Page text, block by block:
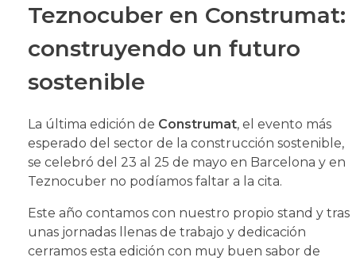
Teznocuber en Construmat:
construyendo un futuro
sostenible
La última edición de Construmat, el evento más
esperado del sector de la construcción sostenible,
se celebró del 23 al 25 de mayo en Barcelona y en
Teznocuber no podíamos faltar a la cita.
Este año contamos con nuestro propio stand y tras
unas jornadas llenas de trabajo y dedicación
cerramos esta edición con muy buen sabor de